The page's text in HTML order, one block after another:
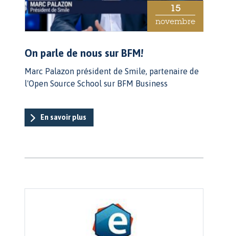
15
novembre
On parle de nous sur BFM!
Marc Palazon président de Smile, partenaire de
l'Open Source School sur BFM Business
En savoir plus